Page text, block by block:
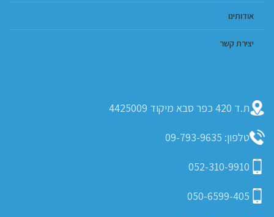
אודותינו
יצירת קשר
ת.ד 420 כפר סבא מיקוד 4425009
טלפון: 09-793-9635
052-310-9910
050-6599-405